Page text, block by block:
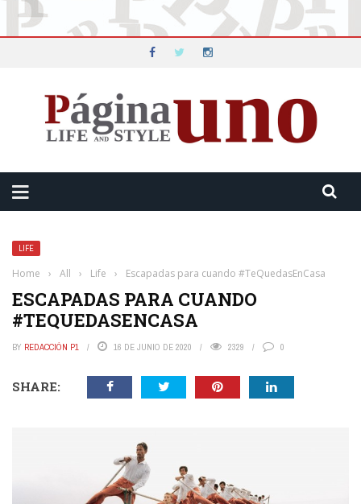
LIFE
Home › All › Life › Escapadas para cuando #TeQuedasEnCasa
ESCAPADAS PARA CUANDO
#TEQUEDASENCASA
BY REDACCIÓN P1 16 DE JUNIO DE 2020 2329 0
SHARE: